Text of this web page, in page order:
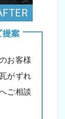
提案
お客様
がずれ
ご相談